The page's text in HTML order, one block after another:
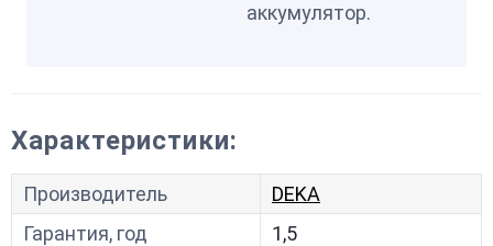
аккумулятор.
Характеристики:
Производитель
DEKA
Гарантия, год
1,5